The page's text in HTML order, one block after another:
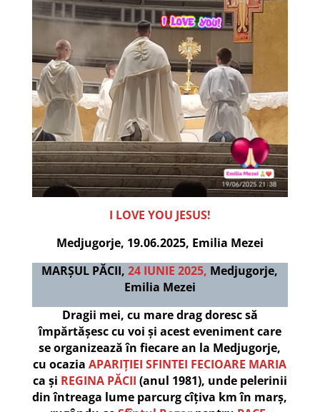
I LOVE YOU JESUS!
Medjugorje, 19.06.2025, Emilia Mezei
MARȘUL PĂCII,24 IUNIE 2025, Medjugorje,
Emilia Mezei
Dragii mei, cu mare drag doresc să
împărtășesc cu voi și acest eveniment care
se organizează în fiecare an la Medjugorje,
cu ocaziaAPARIȚIEI SFINTEI FECIOARE MARIA
ca și REGINA PĂCII (anul 1981), unde pelerinii
din întreaga lume parcurg cîțiva km în marș,